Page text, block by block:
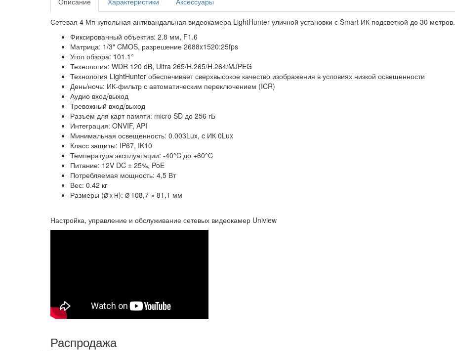
Сетевая 4 Мп купольная антивандальная видеокамера LightHunter уличной установки с Smart ИК подсветкой до 30 метров.
Фиксированный объектив: 2.8 мм, F1.6
Матрица: 1/3" CMOS, разрешение 2688x1520:25fps
Угол обзора: 101.1°
Технология: WDR 120 dB, Ultra 265/H.265/H.264/MJPEG
Технология LightHunter обеспечивает сверхвысокое качество изображения в условиях низкой освещенности
День/ночь: ИК-фильтр с автоматическим переключением (ICR)
Аудио вход/выход
Тревожный вход/выход
Разъем для карт памяти: micro SD до 256 гБ
Интеграция: ONVIF, API
Минимальная освещенность: 0.003Lux, c ИК 0Lux
Класс защиты: IP67, IK10
Температура эксплуатации: -40°C до +60°C
Питание: 12V DC ± 25%, PoE
Потребляемая мощность: 4,5 Вт
Вес: 0.42 кг
Размеры (Ø x H): Ø 108,7 × 81,1 мм
Настройка, управление и обслуживание сетевых видеокамер Uniview
Распродажа